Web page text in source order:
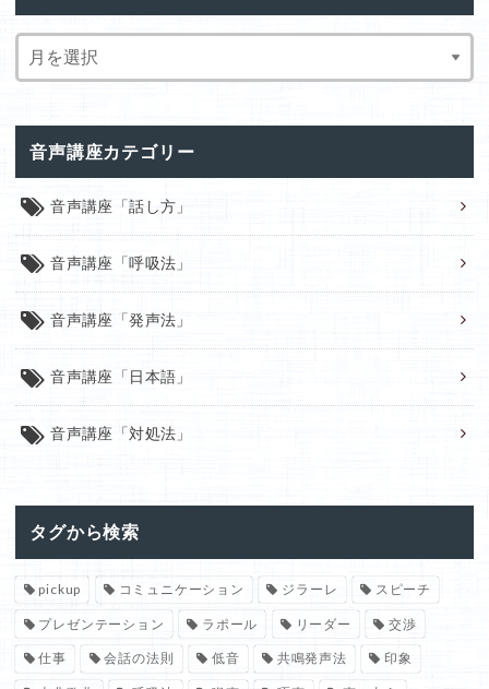
音声講座カテゴリー
音声講座「話し方」
音声講座「呼吸法」
音声講座「発声法」
音声講座「日本語」
音声講座「対処法」
タグから検索
pickup コミュニケーション ジラーレ スピーチ
プレゼンテーション ラポール リーダー 交渉
仕事 会話の法則 低音 共鳴発声法 印象